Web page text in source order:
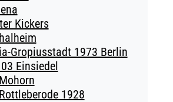
Kickers
Gropiusstadt 1973 Berlin
Einsiedel
1928